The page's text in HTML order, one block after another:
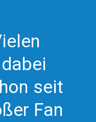
seit
Fan